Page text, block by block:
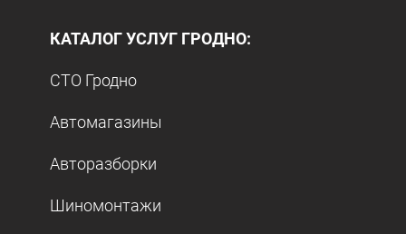
КАТАЛОГ УСЛУГ ГРОДНО:
СТО Гродно
Автомагазины
Авторазборки
Шиномонтажи